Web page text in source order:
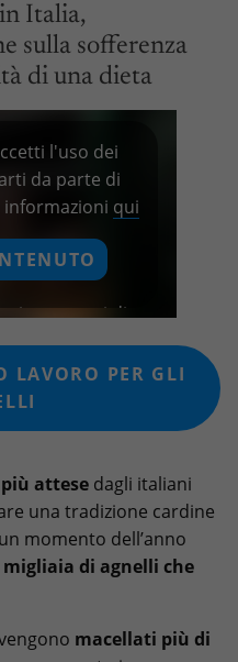
Italia,
sulla sofferenza
di una dieta
l'uso dei
da parte di
informazioni qui
i contenuti di
LAVORO PER GLI
attese dagli italiani
una tradizione cardine
momento dell’anno
migliaia di agnelli che
macellati più di